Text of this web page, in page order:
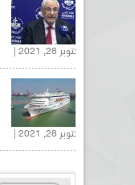
أكتوبر 28, 2021 |
أكتوبر 28, 2021 |